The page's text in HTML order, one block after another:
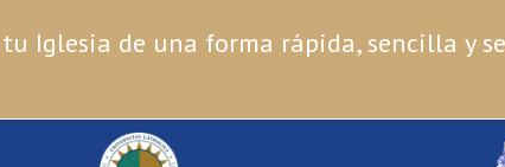
Iglesia de una forma rápida, sencilla y